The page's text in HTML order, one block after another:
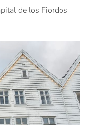
de los Fiordos